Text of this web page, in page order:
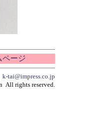
ページ
k-tai@impress.co.jp
All rights reserved.